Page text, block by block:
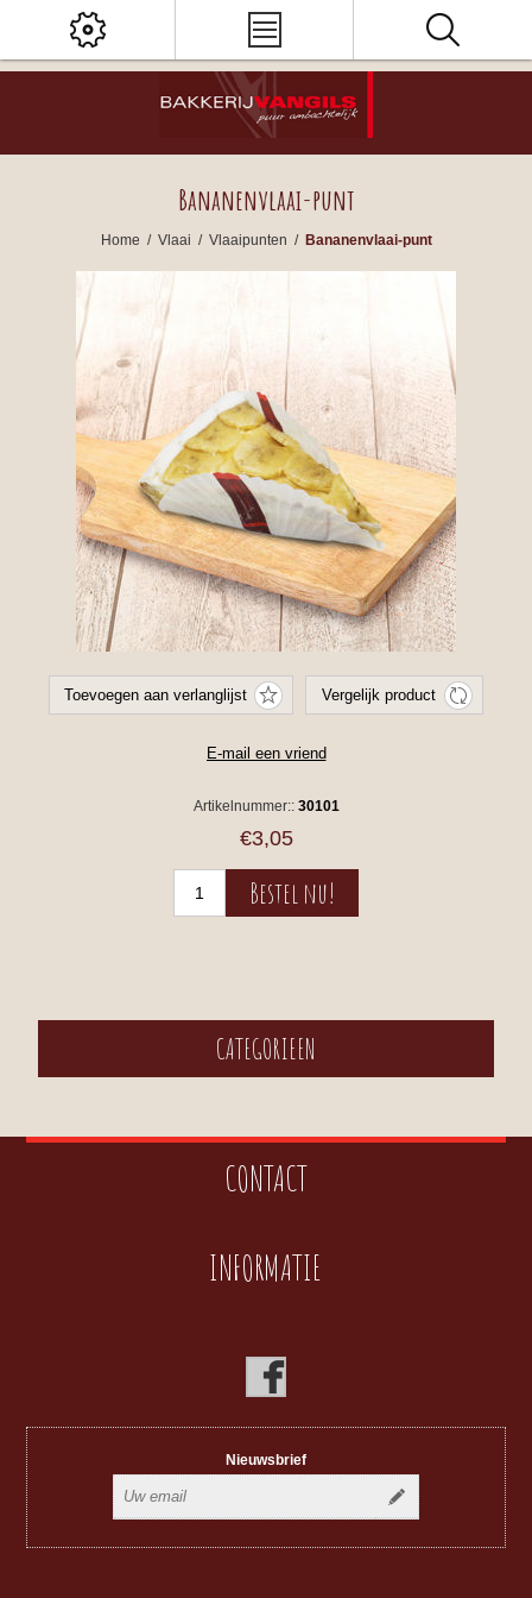
Bananenvlaai-punt
Home / Vlaai / Vlaaipunten / Bananenvlaai-punt
Artikelnummer:: 30101
€3,05
CATEGORIEEN
CONTACT
INFORMATIE
Nieuwsbrief